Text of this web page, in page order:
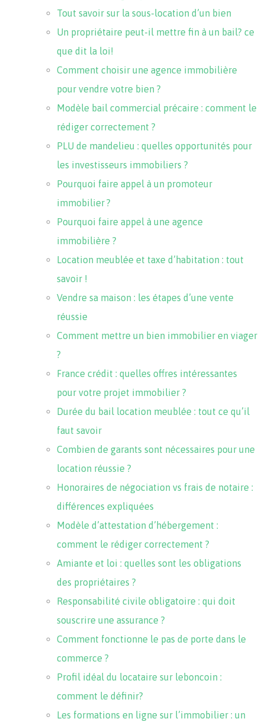
Tout savoir sur la sous-location d’un bien
Un propriétaire peut-il mettre fin à un bail? ce
que dit la loi!
Comment choisir une agence immobilière
pour vendre votre bien ?
Modèle bail commercial précaire : comment le
rédiger correctement ?
PLU de mandelieu : quelles opportunités pour
les investisseurs immobiliers ?
Pourquoi faire appel à un promoteur
immobilier ?
Pourquoi faire appel à une agence
immobilière ?
Location meublée et taxe d’habitation : tout
savoir !
Vendre sa maison : les étapes d’une vente
réussie
Comment mettre un bien immobilier en viager
?
France crédit : quelles offres intéressantes
pour votre projet immobilier ?
Durée du bail location meublée : tout ce qu’il
faut savoir
Combien de garants sont nécessaires pour une
location réussie ?
Honoraires de négociation vs frais de notaire :
différences expliquées
Modèle d’attestation d’hébergement :
comment le rédiger correctement ?
Amiante et loi : quelles sont les obligations
des propriétaires ?
Responsabilité civile obligatoire : qui doit
souscrire une assurance ?
Comment fonctionne le pas de porte dans le
commerce ?
Profil idéal du locataire sur leboncoin :
comment le définir?
Les formations en ligne sur l’immobilier : un